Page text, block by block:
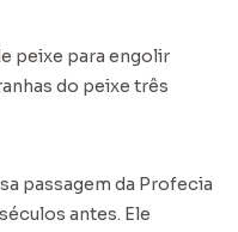
peixe para engolir
do peixe três
passagem da Profecia
antes. Ele